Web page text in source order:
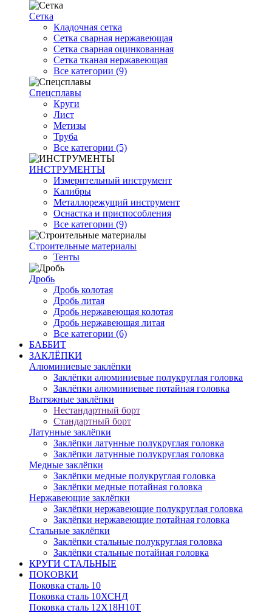
Сетка
Кладочная сетка
Сетка сварная нержавеющая
Сетка сварная оцинкованная
Сетка тканая нержавеющая
Все категории (9)
Спецсплавы
Круги
Лист
Метизы
Труба
Все категории (5)
ИНСТРУМЕНТЫ
Измерительный инструмент
Калибры
Металлорежущий инструмент
Оснастка и приспособления
Все категории (9)
Строительные материалы
Тенты
Дробь
Дробь колотая
Дробь литая
Дробь нержавеющая колотая
Дробь нержавеющая литая
Все категории (6)
БАББИТ
ЗАКЛЁПКИ
Алюминиевые заклёпки
Заклёпки алюминиевые полукруглая головка
Заклёпки алюминиевые потайная головка
Вытяжные заклёпки
Нестандартный борт
Стандартный борт
Латунные заклёпки
Заклёпки латунные полукруглая головка
Заклёпки латунные полукруглая головка
Медные заклёпки
Заклёпки медные полукруглая головка
Заклёпки медные потайная головка
Нержавеющие заклёпки
Заклёпки нержавеющие полукруглая головка
Заклёпки нержавеющие потайная головка
Стальные заклёпки
Заклёпки стальные полукруглая головка
Заклёпки стальные потайная головка
КРУГИ СТАЛЬНЫЕ
ПОКОВКИ
Поковка сталь 10
Поковка сталь 10ХСНД
Поковка сталь 12Х18Н10Т